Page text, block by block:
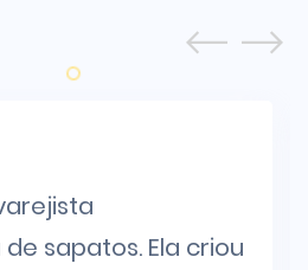
sapatos. Ela criou